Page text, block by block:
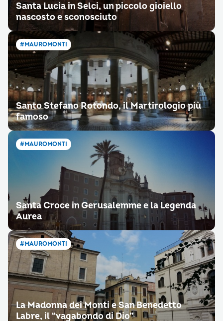
Santa Lucia in Selci, un piccolo gioiello
nascosto e sconosciuto
#MAUROMONTI
Santo Stefano Rotondo, il Martirologio più
famoso
#MAUROMONTI
Santa Croce in Gerusalemme e la Legenda
Aurea
#MAUROMONTI
La Madonna dei Monti e San Benedetto
Labre, il “vagabondo di Dio”